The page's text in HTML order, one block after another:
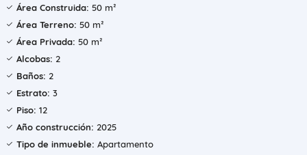
Área Construida: 50 m²
Área Terreno: 50 m²
Área Privada: 50 m²
Alcobas: 2
Baños: 2
Estrato: 3
Piso: 12
Año construcción: 2025
Tipo de inmueble: Apartamento